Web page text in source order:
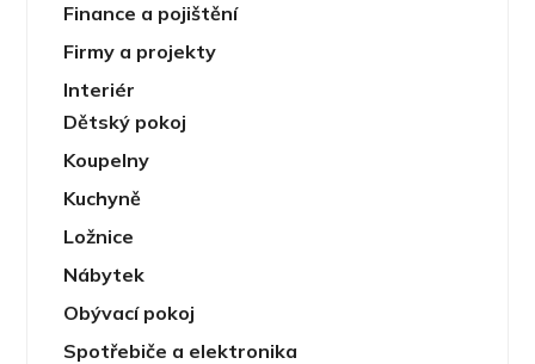
Finance a pojištění
Firmy a projekty
Interiér
Dětský pokoj
Koupelny
Kuchyně
Ložnice
Nábytek
Obývací pokoj
Spotřebiče a elektronika